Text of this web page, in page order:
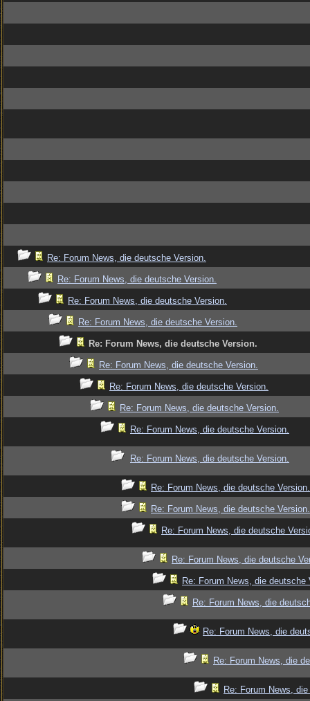
Re: Forum News, die deutsche Version.
Re: Forum News, die deutsche Version.
Re: Forum News, die deutsche Version.
Re: Forum News, die deutsche Version.
Re: Forum News, die deutsche Version.
Re: Forum News, die deutsche Version.
Re: Forum News, die deutsche Version.
Re: Forum News, die deutsche Version.
Re: Forum News, die deutsche Version.
Re: Forum News, die deutsche Version.
Re: Forum News, die deutsche Version.
Re: Forum News, die deutsche Version.
Re: Forum News, die deutsche
Re: Forum News, die deutsche
Re: Forum News, die deutsche
Re: Forum News, die
Re: Forum News, die
Re: Forum News, die
Re: Forum News,